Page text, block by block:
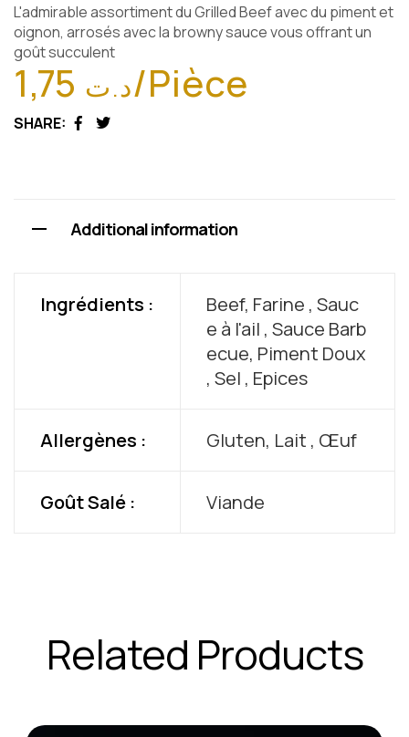
L'admirable assortiment du Grilled Beef avec du piment et
oignon, arrosés avec la browny sauce vous offrant un
goût succulent
د.ت/Pièce
SHARE:
Facebook
Twitter
Additional information
Ingrédients :
Beef, Farine , Sauc
e à l'ail , Sauce Barb
ecue, Piment Doux
, Sel , Epices
Allergènes : Gluten, Lait , Œuf
Goût Salé : Viande
Related Products